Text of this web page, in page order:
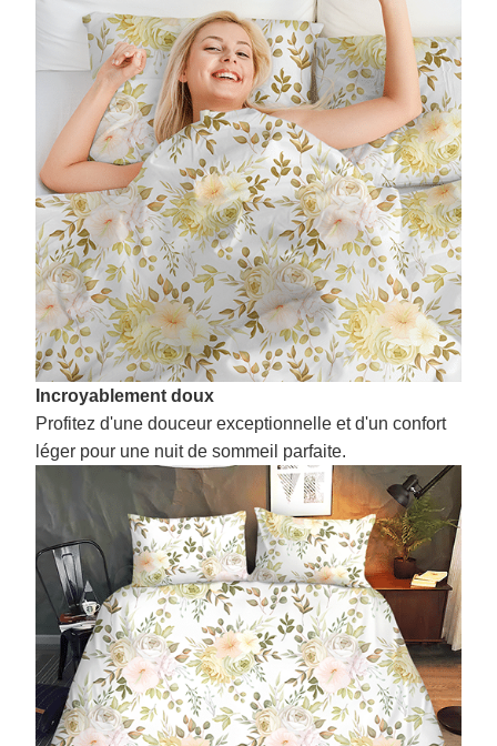
Incroyablement doux
Profitez d'une douceur exceptionnelle et d'un confort
léger pour une nuit de sommeil parfaite.